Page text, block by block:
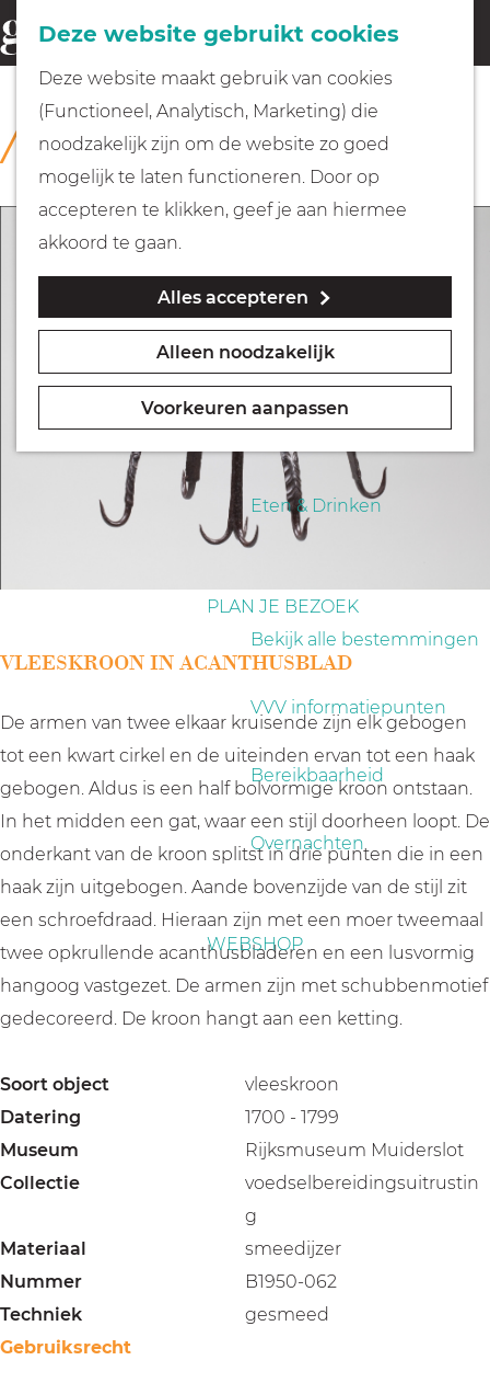
Deze website gebruikt cookies
Deze website maakt gebruik van cookies
(Functioneel, Analytisch, Marketing) die
noodzakelijk zijn om de website zo goed
mogelijk te laten functioneren. Door op
accepteren te klikken, geef je aan hiermee
akkoord te gaan.
Alles accepteren
Alleen noodzakelijk
Voorkeuren aanpassen
G
a
Fietsen
Wandelen
Geocachen
Naar het museum
Eten & Drinken
PLAN JE BEZOEK
Bekijk alle bestemmingen
VVV informatiepunten
Bereikbaarheid
Overnachten
WEBSHOP
o
e
k
e
n
COLLECTIE
Rijksmuseum Muiderslot
VLEESKROON IN ACANTHUSBLAD
De armen van twee elkaar kruisende zijn elk gebogen
tot een kwart cirkel en de uiteinden ervan tot een haak
gebogen. Aldus is een half bolvormige kroon ontstaan.
In het midden een gat, waar een stijl doorheen loopt. De
onderkant van de kroon splitst in drie punten die in een
haak zijn uitgebogen. Aande bovenzijde van de stijl zit
een schroefdraad. Hieraan zijn met een moer tweemaal
twee opkrullende acanthusbladeren en een lusvormig
hangoog vastgezet. De armen zijn met schubbenmotief
gedecoreerd. De kroon hangt aan een ketting.
Soort object
vleeskroon
Datering
1700 - 1799
Museum
Rijksmuseum Muiderslot
Collectie
voedselbereidingsuitrustin
g
Materiaal
smeedijzer
Nummer
B1950-062
Techniek
gesmeed
Gebruiksrecht